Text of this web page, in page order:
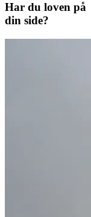
Har du loven på
din side?